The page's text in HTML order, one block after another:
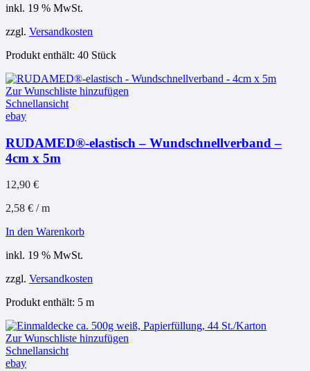
inkl. 19 % MwSt.
zzgl. Versandkosten
Produkt enthält: 40 Stück
Zur Wunschliste hinzufügen
Schnellansicht
ebay
RUDAMED®-elastisch – Wundschnellverband –
4cm x 5m
12,90 €
2,58 € /m
In den Warenkorb
inkl. 19 % MwSt.
zzgl. Versandkosten
Produkt enthält: 5 m
Zur Wunschliste hinzufügen
Schnellansicht
ebay